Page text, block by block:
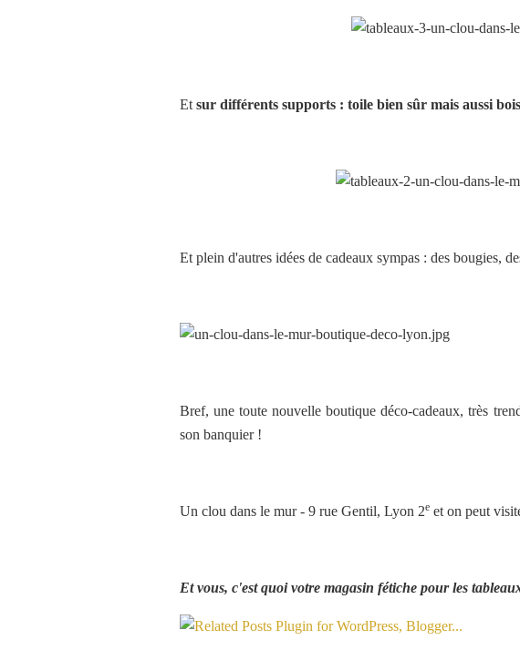
Et sur différents supports : toile bien sûr mais aussi
Et plein d'autres idées de cadeaux sympas : des bougies,
Bref, une toute nouvelle boutique déco-cadeaux, très
son banquier !
Un clou dans le mur - 9 rue Gentil, Lyon 2e et on peut
Et vous, c'est quoi votre magasin fétiche pour les